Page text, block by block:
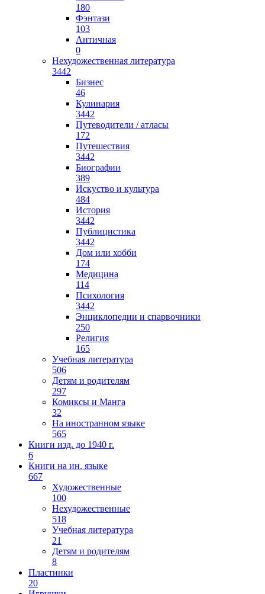
180
Фэнтази
103
Античная
0
Нехудожественная литература
3442
Бизнес
46
Кулинария
3442
Путеводители / атласы
172
Путешествия
3442
Биографии
389
Искуство и культура
484
История
3442
Публицистика
3442
Дом или хобби
174
Медицина
114
Психология
3442
Энциклопедии и спарвочники
250
Религия
165
Учебная литература
506
Детям и родителям
297
Комиксы и Манга
32
На иностранном языке
565
Книги изд. до 1940 г.
6
Книги на ин. языке
667
Художественные
100
Нехудожественные
518
Учебная литература
21
Детям и родителям
8
Пластинки
20